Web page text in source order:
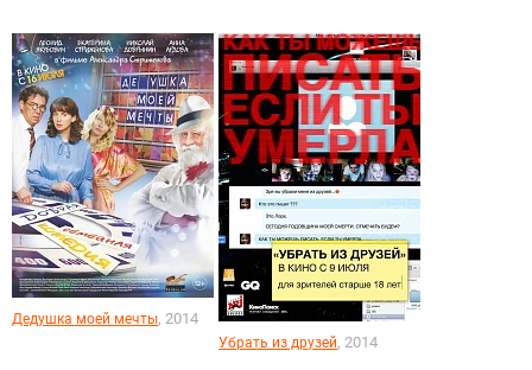
Дедушка моей мечты, 2014
Убрать из друзей, 2014